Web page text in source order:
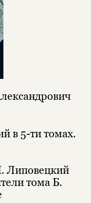
в 5-ти томах.
Липовецкий
тома Б.